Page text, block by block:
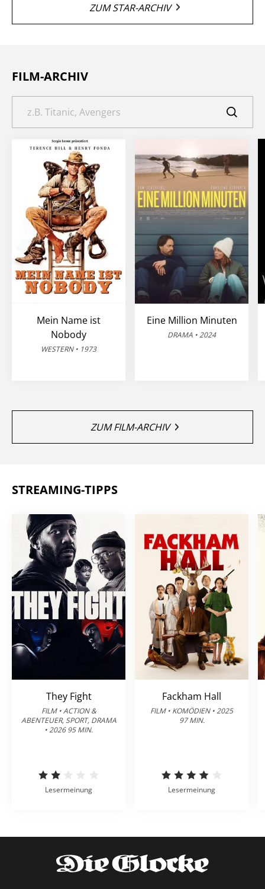
ZUM STAR-ARCHIV
FILM-ARCHIV
Mein Name ist
Nobody
WESTERN • 1973
Eine Million Minuten
DRAMA • 2024
ZUM FILM-ARCHIV
STREAMING-TIPPS
They Fight
FILM • ACTION &
ABENTEUER, SPORT, DRAMA
• 2026 95 MIN.
Lesermeinung
Fackham Hall
FILM • KOMÖDIEN • 2025
97 MIN.
Lesermeinung